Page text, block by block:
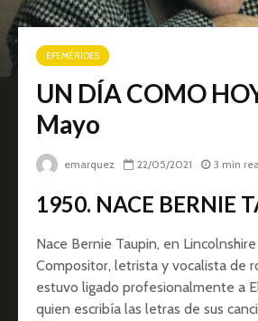
EFEMÉRIDES
UN DÍA COMO
Mayo
emarquez 22/05/2021 3 min
1950. NACE BERNIE
Nace Bernie Taupin, en
Compositor, letrista y vocalista de
estuvo ligado profesionalmente a
quien escribía las letras de sus